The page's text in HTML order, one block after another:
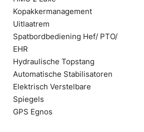
Kopakkermanagement
Uitlaatrem
Spatbordbediening Hef/ PTO/
EHR
Hydraulische Topstang
Automatische Stabilisatoren
Elektrisch Verstelbare
Spiegels
GPS Egnos